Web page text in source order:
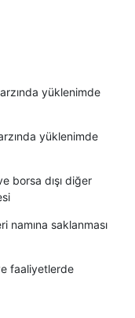
yüklenimde
yüklenimde
borsa dışı diğer
namına saklanması
faaliyetlerde